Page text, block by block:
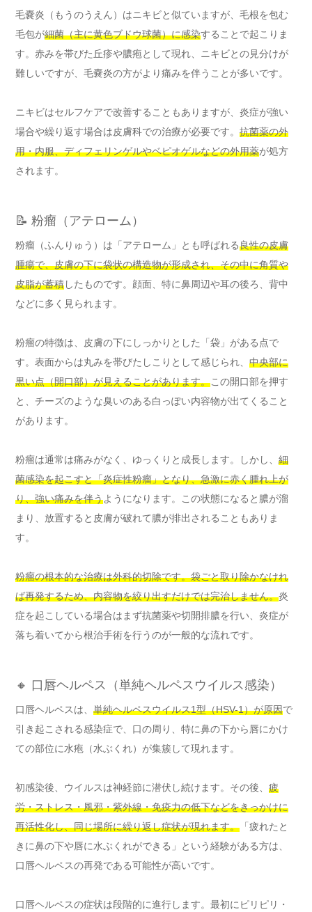
毛嚢炎（もうのうえん）はニキビと似ていますが、毛根を包む
毛包が細菌（主に黄色ブドウ球菌）に感染することで起こりま
す。赤みを帯びた丘疹や膿疱として現れ、ニキビとの見分けが
難しいですが、毛嚢炎の方がより痛みを伴うことが多いです。
ニキビはセルフケアで改善することもありますが、炎症が強い
場合や繰り返す場合は皮膚科での治療が必要です。 抗菌薬の外
用・内服、ディフェリンゲルやベピオゲルなどの外用薬が処方
されます。
📝 粉瘤（アテローム）
粉瘤（ふんりゅう）は「アテローム」とも呼ばれる良性の皮膚
腫瘍で、皮膚の下に袋状の構造物が形成され、その中に角質や
皮脂が蓄積したものです。顔面、特に鼻周辺や耳の後ろ、背中
などに多く見られます。
粉瘤の特徴は、皮膚の下にしっかりとした「袋」がある点で
す。表面からは丸みを帯びたしこりとして感じられ、 中央部に
黒い点（開口部）が見えることがあります。この開口部を押す
と、チーズのような臭いのある白っぽい内容物が出てくること
があります。
粉瘤は通常は痛みがなく、ゆっくりと成長します。しかし、 細
菌感染を起こすと「炎症性粉瘤」となり、急激に赤く腫れ上が
り、強い痛みを伴うようになります。この状態になると膿が溜
まり、放置すると皮膚が破れて膿が排出されることもありま
す。
粉瘤の根本的な治療は外科的切除です。袋ごと取り除かなけれ
ば再発するため、内容物を絞り出すだけでは完治しません。炎
症を起こしている場合はまず抗菌薬や切開排膿を行い、炎症が
落ち着いてから根治手術を行うのが一般的な流れです。
🔸 口唇ヘルペス（単純ヘルペスウイルス感染）
口唇ヘルペスは、 単純ヘルペスウイルス1型（HSV-1）が原因で
引き起こされる感染症で、口の周り、特に鼻の下から唇にかけ
ての部位に水疱（水ぶくれ）が集簇して現れます。
初感染後、ウイルスは神経節に潜伏し続けます。その後、 疲
労・ストレス・風邪・紫外線・免疫力の低下などをきっかけに
再活性化し、同じ場所に繰り返し症状が現れます。 「疲れたと
きに鼻の下や唇に水ぶくれができる」という経験がある方は、
口唇ヘルペスの再発である可能性が高いです。
口唇ヘルペスの症状は段階的に進行します。最初にピリピリ・